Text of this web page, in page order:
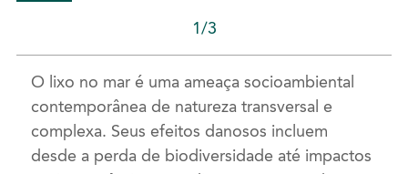
1/3
O lixo no mar é uma ameaça socioambiental
contemporânea de natureza transversal e
complexa. Seus efeitos danosos incluem
desde a perda de biodiversidade até impactos